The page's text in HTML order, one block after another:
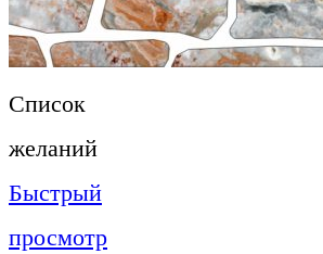
Список
желаний
Быстрый
просмотр